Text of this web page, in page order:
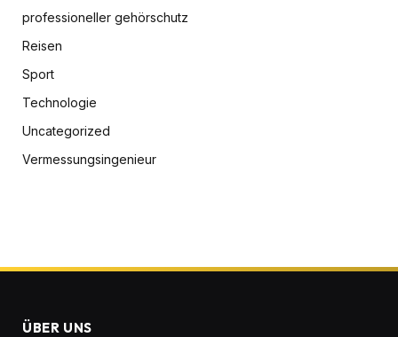
professioneller gehörschutz
Reisen
Sport
Technologie
Uncategorized
Vermessungsingenieur
ÜBER UNS